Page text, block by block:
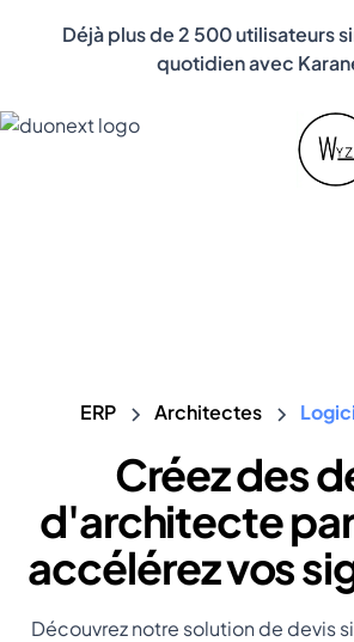
Déjà plus de 2 500 utilisateurs
quotidien avec
ERP Architectes
Créez des
d'architecte
accélérez vos
Découvrez notre solution de devis